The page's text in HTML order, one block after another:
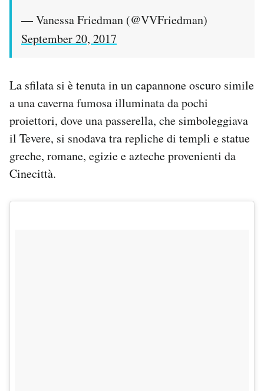
— Vanessa Friedman (@VVFriedman)
September 20, 2017
La sfilata si è tenuta in un capannone oscuro simile
a una caverna fumosa illuminata da pochi
proiettori, dove una passerella, che simboleggiava
il Tevere, si snodava tra repliche di templi e statue
greche, romane, egizie e azteche provenienti da
Cinecittà.